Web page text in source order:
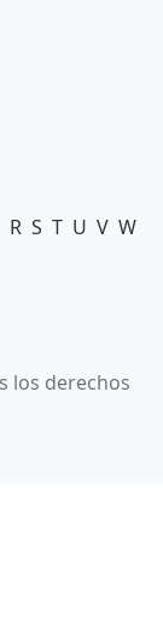
R S T U V W
los derechos